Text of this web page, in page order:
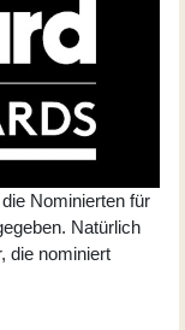
Nominierten für
Natürlich
die nominiert